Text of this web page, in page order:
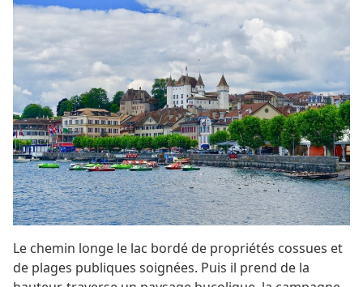
Le chemin longe le lac bordé de propriétés cossues et
de plages publiques soignées. Puis il prend de la